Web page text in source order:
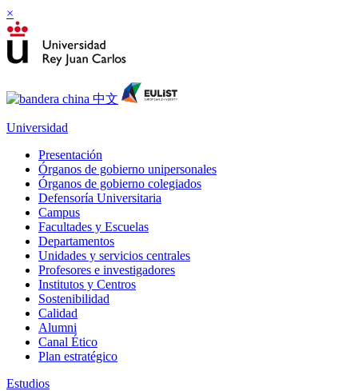
×
Universidad
Presentación
Órganos de gobierno unipersonales
Órganos de gobierno colegiados
Defensoría Universitaria
Campus
Facultades y Escuelas
Departamentos
Unidades y servicios centrales
Profesores e investigadores
Institutos y Centros
Sostenibilidad
Calidad
Alumni
Canal Ético
Plan estratégico
Estudios